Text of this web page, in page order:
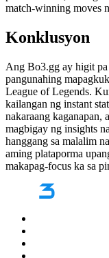
match-winning moves
Konklusyon
Ang Bo3.gg ay higit
pangunahing
League of Legends.
kailangan ng instant
nakaraang kaganapan,
magbigay ng insights
hanggang sa malalim
aming plataporma
makapag-focus ka sa